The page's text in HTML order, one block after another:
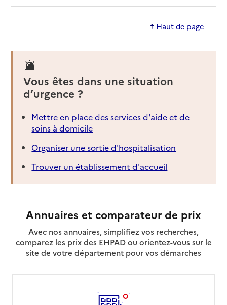
Haut de page
Vous êtes dans une situation
d’urgence ?
Mettre en place des services d'aide et de
soins à domicile
Organiser une sortie d'hospitalisation
Trouver un établissement d'accueil
Annuaires et comparateur de prix
Avec nos annuaires, simplifiez vos recherches,
comparez les prix des EHPAD ou orientez-vous sur le
site de votre département pour vos démarches